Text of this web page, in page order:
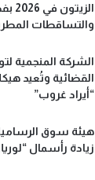
والتساقطات
الشركة المنجمية
القضائية وتُعيد
“أيراد غروب”
هيئة سوق
زيادة رأسمال